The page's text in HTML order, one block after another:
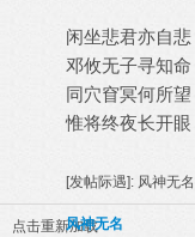
闲坐悲君亦自悲
邓攸无子寻知命
同穴窅冥何所望
惟将终夜长开眼
[发帖际遇]: 风神无
点击重新加载
风神无名